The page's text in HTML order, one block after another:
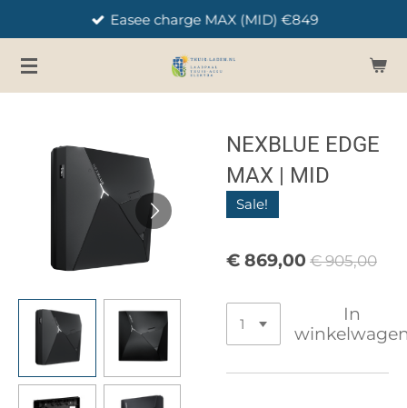
naar
de
Easee charge MAX (MID) €849
NEXBLUE EDGE
MAX | MID
Sale!
€ 869,00 € 905,00
In